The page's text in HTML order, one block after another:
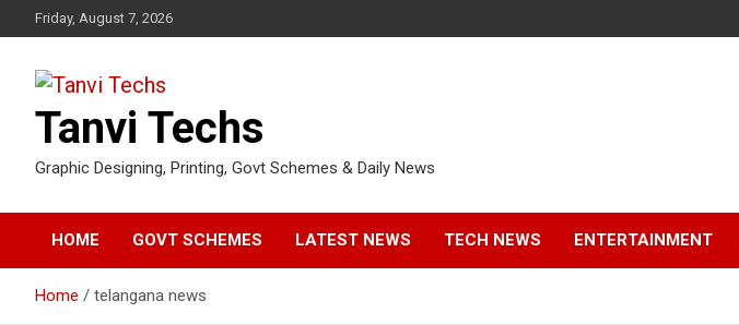
to
Friday, August 7, 2026
Tanvi Techs
Graphic Designing, Printing, Govt Schemes & Daily News
HOME GOVT SCHEMES LATEST NEWS TECH NEWS ENTERTAINMENT
Home telangana news